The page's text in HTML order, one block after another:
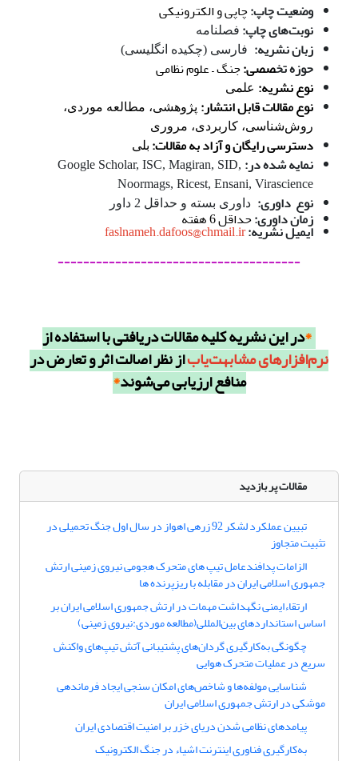
وضعیت چاپ:چاپی و الکترونیکی
نوبت‌های چاپ: فصلنامه
زبان نشریه: فارسی (چکیده انگلیسی)
حوزه تخصصی:جنگ – علوم نظامی
نوع نشریه: علمی
نوع مقالات قابل انتشار: پژوهشی، مطالعه موردی،
روش‌شناسی، کاربردی، مروری
دسترسی رایگان و آزاد به مقالات: بلی
نمایه شده در: Google Scholar, ISC, Magiran, SID,
Noormags, Ricest, Ensani, Virascience
نوع داوری: داوری بسته و حداقل 2 داور
زمان داوری:حداقل 6 هفته
ایمیل نشریه:faslnameh.dafoos@chmail.ir
--------------------------------------
*در این نشریه کلیه مقالات دریافتی با استفاده از
نرم‌افزارهای مشابهت‌یاباز نظر اصالت اثر و تعارض در
منافع ارزیابی می‌شوند*
مقالات پر بازدید
تبیین عملکرد لشکر 92 زرهی اهواز در سال اول جنگ تحمیلی در
تثبیت متجاوز
الزامات پدافندعامل تیپ های متحرک هجومی نیروی زمینی ارتش
جمهوری اسلامی ایران در مقابله با ریزپرنده ها
ارتقاءایمنی نگهداشت مهمات در ارتش جمهوری اسلامی ایران بر
اساس استانداردهای بین‌المللی(مطالعه موردی:نیروی زمینی)
چگونگی به‌کارگیری گردان‌های پشتیبانی آتش تیپ‌های واکنش
سریع در عملیات متحرک هوایی
شناسایی مولفه‌ها و شاخص‌های امکان سنجی ایجاد فرماندهی
موشکی در ارتش جمهوری اسلامی ایران
پیامدهای نظامی شدن دریای خزر بر امنیت اقتصادی ایران
به‌کارگیری فناوری اینترنت اشیاء در جنگ الکترونیک